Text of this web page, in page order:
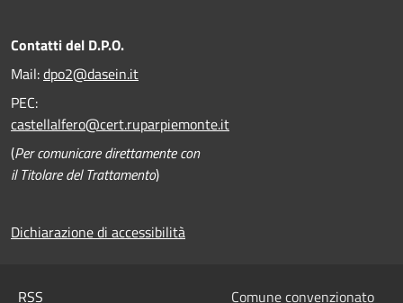
Contatti del D.P.O.
Mail:dpo2@dasein.it
PEC:
castellalfero@cert.ruparpiemonte.it
(Per comunicare direttamente con
il Titolare del Trattamento)
Dichiarazione di accessibilità
RSS Comune convenzionato